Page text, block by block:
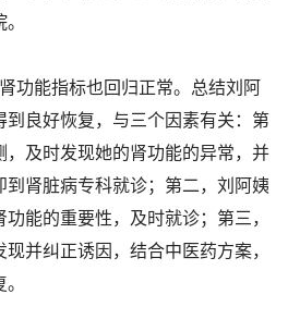
能指标也回归正常。总结刘阿
到良好恢复，与三个因素有关：第
，及时发现她的肾功能的异常，并
肾脏病专科就诊；第二，刘阿姨
能的重要性，及时就诊；第三，
并纠正诱因，结合中医药方案，